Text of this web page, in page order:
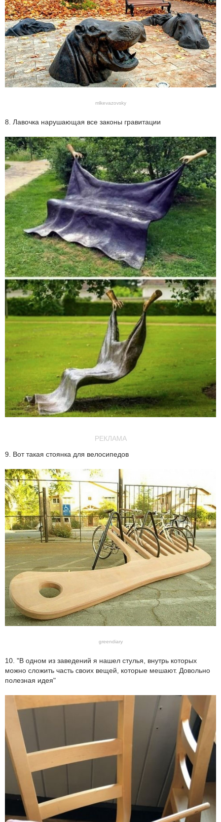
mlkevazovsky
8. Лавочка нарушающая все законы гравитации
РЕКЛАМА
9. Вот такая стоянка для велосипедов
greendiary
10. "В одном из заведений я нашел стулья, внутрь которых
можно сложить часть своих вещей, которые мешают. Довольно
полезная идея"